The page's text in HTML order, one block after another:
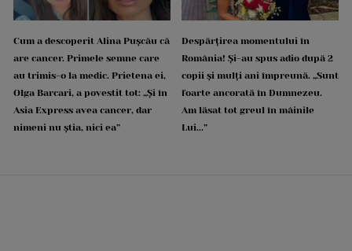
Cum a descoperit Alina Pușcău că
are cancer. Primele semne care
au trimis-o la medic. Prietena ei,
Olga Barcari, a povestit tot: „Și în
Asia Express avea cancer, dar
nimeni nu știa, nici ea”
Despărțirea momentului în
România! Și-au spus adio după 2
copii și mulți ani împreună. „Sunt
foarte ancorată în Dumnezeu.
Am lăsat tot greul în mâinile
Lui...”